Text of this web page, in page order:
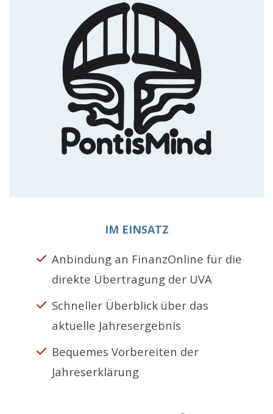
IM EINSATZ
Anbindung an FinanzOnline für die
direkte Übertragung der UVA
Schneller Überblick über das
aktuelle Jahresergebnis
Bequemes Vorbereiten der
Jahreserklärung